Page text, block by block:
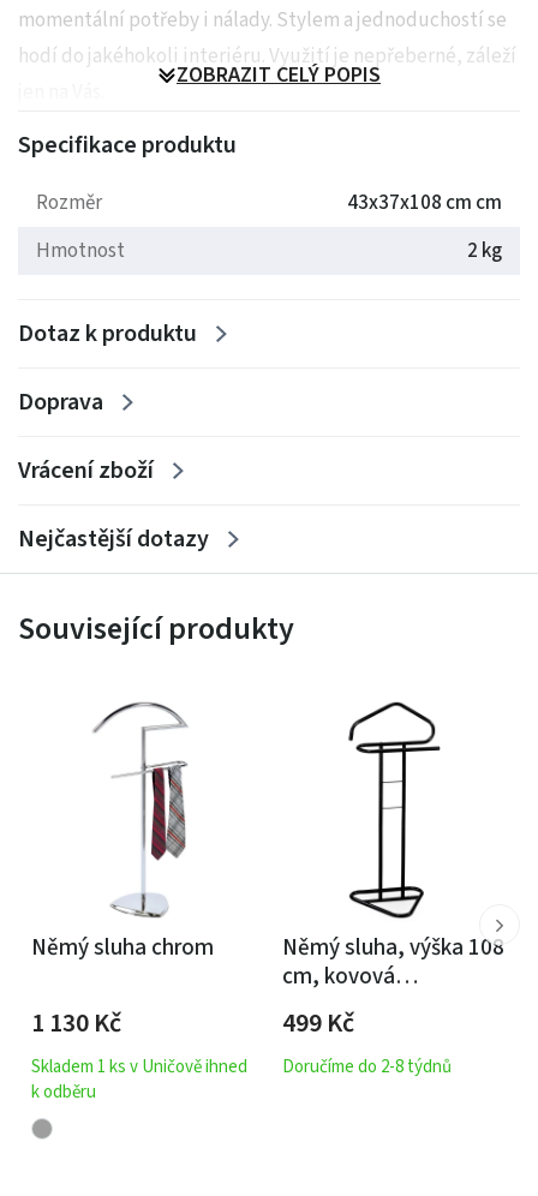
momentální potřeby i nálady. Stylem a jednoduchostí se
hodí do jakéhokoli interiéru. Využití je nepřeberné, záleží
Rozměry: 43x37x108 cm
Hmotnost: 2 kg
ZOBRAZIT CELÝ POPIS
Specifikace produktu
Rozměr
43x37x108 cm cm
Hmotnost
2 kg
Dotaz k produktu
Doprava
Vrácení zboží
Nejčastější dotazy
Související produkty
Němý sluha chrom
1 130Kč
Skladem 1 ks v Uničově ihned
k odběru
Němý sluha, výška 108
cm, kovová
konstrukce, černý
matný lak, nosnost 4
kg
499Kč
Doručíme do 2-8 týdnů